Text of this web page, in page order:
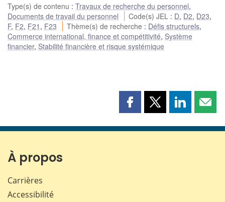
Type(s) de contenu : Travaux de recherche du personnel,
Documents de travail du personnel
Code(s) JEL : D, D2, D23,
F, F2, F21 , F23 Thème(s) de recherche : Défis structurels,
Commerce international, finance et compétitivité, Système
financier, Stabilité financière et risque systémique
Partager
page
Partager
page
Partager
page page
À propos
Carrières
Accessibilité